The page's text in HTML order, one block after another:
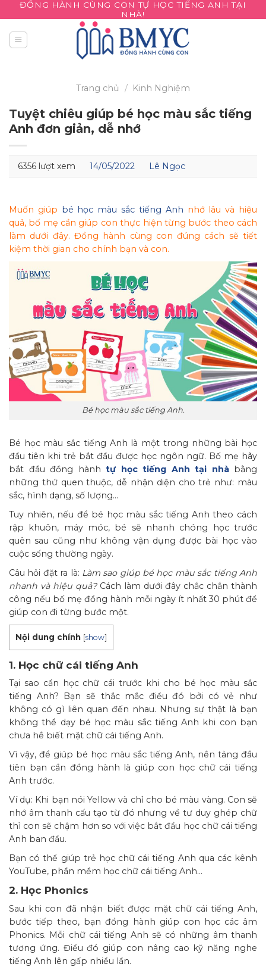
to
content
ĐỒNG HÀNH CÙNG CON TỰ HỌC TIẾNG ANH TẠI
NHÀ!
Trang chủ / Kinh Nghiệm
Tuyệt chiêu giúp bé học màu sắc tiếng
Anh đơn giản, dễ nhớ
6356 lượt xem 14/05/2022 Lê Ngọc
Muốn giúp bé học màu sắc tiếng Anh nhớ lâu và hiệu
quả, bố mẹ cần giúp con thực hiện từng bước theo cách
làm dưới đây. Đồng hành cùng con đúng cách sẽ tiết
kiệm thời gian cho chính bạn và con.
Bé học màu sắc tiếng Anh.
Bé học màu sắc tiếng Anh là một trong những bài học
đầu tiên khi trẻ bắt đầu được học ngôn ngữ. Bố mẹ hãy
bắt đầu đồng hành tự học tiếng Anh tại nhàbằng
những thứ quen thuộc, dễ nhận diện cho trẻ như: màu
sắc, hình dạng, số lượng…
Tuy nhiên, nếu để bé học màu sắc tiếng Anh theo cách
rập khuôn, máy móc, bé sẽ nhanh chóng học trước
quên sau cũng như không vận dụng được bài học vào
cuộc sống thường ngày.
Câu hỏi đặt ra là: Làm sao giúp bé học màu sắc tiếng Anh
nhanh và hiệu quả?Cách làm dưới đây chắc chắn thành
công nếu bố mẹ đồng hành mỗi ngày ít nhất 30 phút để
giúp con đi từng bước một.
Nội dung chính [show]
1. Học chữ cái tiếng Anh
Tại sao cần học chữ cái trước khi cho bé học màu sắc
tiếng Anh? Bạn sẽ thắc mắc điều đó bởi có vẻ như
không có gì liên quan đến nhau. Nhưng sự thật là bạn
không thể dạy bé học màu sắc tiếng Anh khi con bạn
chưa hề biết mặt chữ cái tiếng Anh.
Vì vậy, để giúp bé học màu sắc tiếng Anh, nền tảng đầu
tiên bạn cần đồng hành là giúp con học chữ cái tiếng
Anh trước.
Ví dụ: Khi bạn nói Yellow và chỉ cho bé màu vàng. Con sẽ
nhớ âm thanh cấu tạo từ đó nhưng về tư duy ghép chữ
thì con sẽ chậm hơn so với việc bắt đầu học chữ cái tiếng
Anh ban đầu.
Bạn có thể giúp trẻ học chữ cái tiếng Anh qua các kênh
YouTube, phần mềm học chữ cái tiếng Anh…
2. Học Phonics
Sau khi con đã nhận biết được mặt chữ cái tiếng Anh,
bước tiếp theo, bạn đồng hành giúp con học các âm
Phonics. Mỗi chữ cái tiếng Anh sẽ có những âm thanh
tương ứng. Điều đó giúp con nâng cao kỹ năng nghe
tiếng Anh lên gấp nhiều lần.